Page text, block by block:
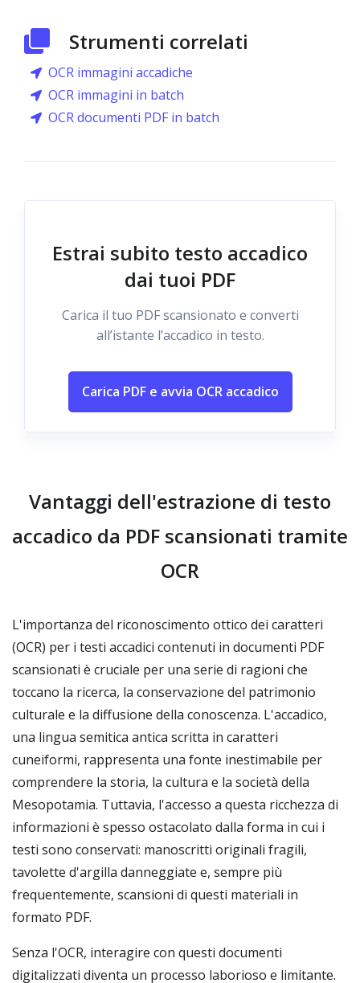
Strumenti correlati
OCR immagini accadiche
OCR immagini in batch
OCR documenti PDF in batch
Estrai subito testo accadico
dai tuoi PDF
Carica il tuo PDF scansionato e converti
all’istante l’accadico in testo.
Carica PDF e avvia OCR accadico
Vantaggi dell'estrazione di testo
accadico da PDF scansionati tramite
OCR
L'importanza del riconoscimento ottico dei caratteri
(OCR) per i testi accadici contenuti in documenti PDF
scansionati è cruciale per una serie di ragioni che
toccano la ricerca, la conservazione del patrimonio
culturale e la diffusione della conoscenza. L'accadico,
una lingua semitica antica scritta in caratteri
cuneiformi, rappresenta una fonte inestimabile per
comprendere la storia, la cultura e la società della
Mesopotamia. Tuttavia, l'accesso a questa ricchezza di
informazioni è spesso ostacolato dalla forma in cui i
testi sono conservati: manoscritti originali fragili,
tavolette d'argilla danneggiate e, sempre più
frequentemente, scansioni di questi materiali in
formato PDF.
Senza l'OCR, interagire con questi documenti
digitalizzati diventa un processo laborioso e limitante.